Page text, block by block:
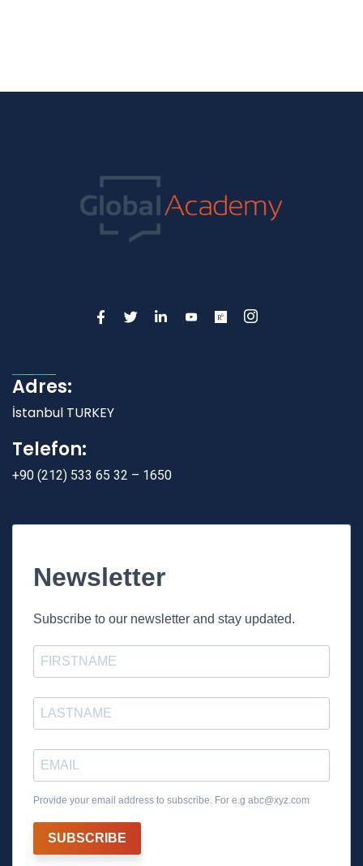
Adres:
İstanbul TURKEY
Telefon:
+90 (212) 533 65 32 – 1650
Newsletter
Subscribe to our newsletter and stay updated.
Provide your email address to subscribe. For e.g abc@xyz.com
SUBSCRIBE